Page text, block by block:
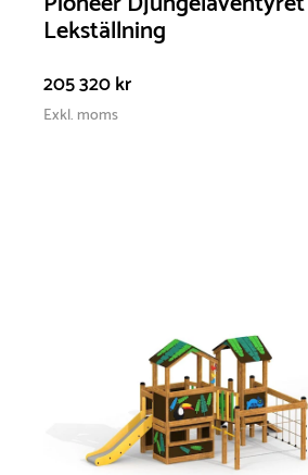
Lekställning
205 320 kr
Exkl. moms